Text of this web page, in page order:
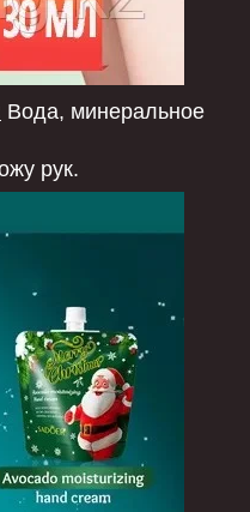
Вода, минеральное
рук.